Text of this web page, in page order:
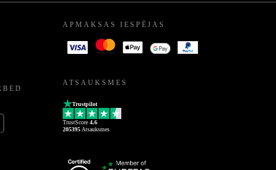
APMAKSAS IESPĒJAS
ATSAUKSMES
Trustpilot
TrustScore 4.6
205395 Atsauksmes